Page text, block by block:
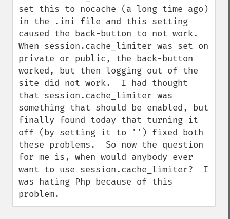
set this to nocache (a long time ago)
in the .ini file and this setting
caused the back-button to not work.
When session.cache_limiter was set on
private or public, the back-button
worked, but then logging out of the
site did not work.  I had thought
that session.cache_limiter was
something that should be enabled, but
finally found today that turning it
off (by setting it to '') fixed both
these problems.  So now the question
for me is, when would anybody ever
want to use session.cache_limiter?  I
was hating Php because of this
problem.